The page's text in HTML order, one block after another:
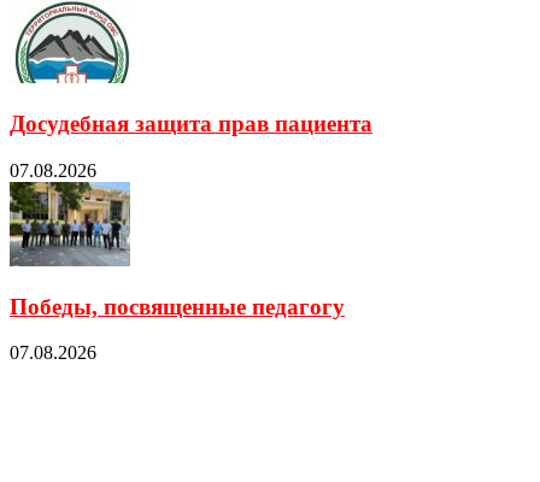
Досудебная защита прав пациента
07.08.2026
Победы, посвященные педагогу
07.08.2026